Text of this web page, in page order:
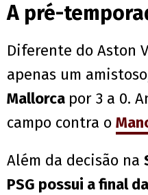
A pré-
Diferente do Aston
apenas um
Mallorca por 3 a 0.
campo contra o
Além da decisão na
PSG possui a final